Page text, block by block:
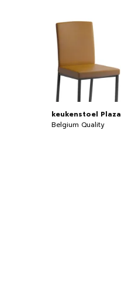
keukenstoel Plaza
Belgium Quality